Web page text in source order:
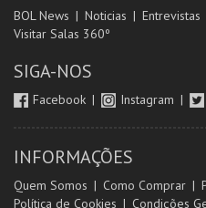
BOL News Noticias Entrevistas
Visitar Salas 360º
SIGA-NOS
Facebook Instagram
INFORMAÇÕES
Quem Somos Como Comprar
Política de Cookies
Condições